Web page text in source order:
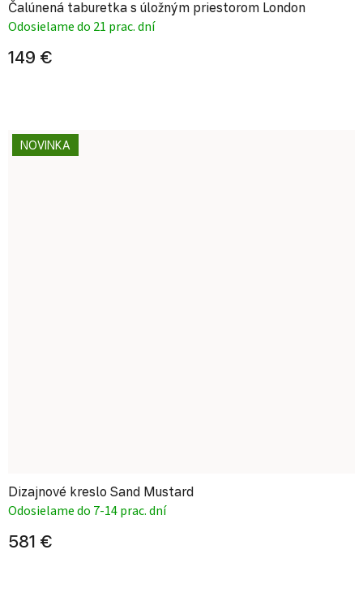
Čalúnená taburetka s úložným priestorom London
Odosielame do 21 prac. dní
149 €
NOVINKA
Dizajnové kreslo Sand Mustard
Odosielame do 7-14 prac. dní
581 €